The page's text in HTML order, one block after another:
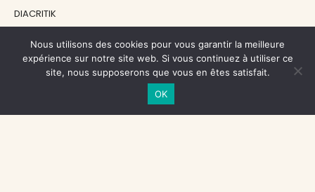
DIACRITIK
NOS SOUTIENS
CENTRE NATIONAL DU LIVRE
Nous utilisons des cookies pour vous garantir la meilleure
expérience sur notre site web. Si vous continuez à utiliser ce
site, nous supposerons que vous en êtes satisfait.
OK